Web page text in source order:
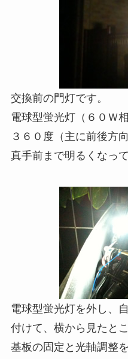
交換前の門灯です。
電球型蛍光灯（６０Ｗ
３６０度（主に前後方
真手前まで明るくなって
電球型蛍光灯を外し、
付けて、横から見たとこ
基板の固定と光軸調整